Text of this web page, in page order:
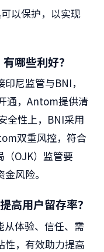
以保护，以实现
哪些利好？
尼监管与BNI，
通，Antom提供清
全性上，BNI采用
双重风控，符合
（OJK）监管要
风险。
高用户留存率？
从体验、信任、需
性，有效助力提高